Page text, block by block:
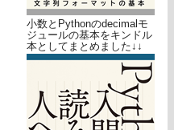
小数とPythonのdecimalモ
ジュールの基本をキンドル
本としてまとめました↓↓